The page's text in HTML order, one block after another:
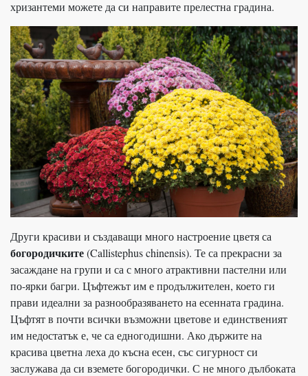
хризантеми можете да си направите прелестна градина.
Други красиви и създаващи много настроение цветя са
богородичките(Callistephus chinensis). Те са прекрасни за
засаждане на групи и са с много атрактивни пастелни или
по-ярки багри. Цъфтежът им е продължителен, което ги
прави идеални за разнообразяването на есенната градина.
Цъфтят в почти всички възможни цветове и единственият
им недостатък е, че са едногодишни. Ако държите на
красива цветна леха до късна есен, със сигурност си
заслужава да си вземете богородички. С не много дълбоката